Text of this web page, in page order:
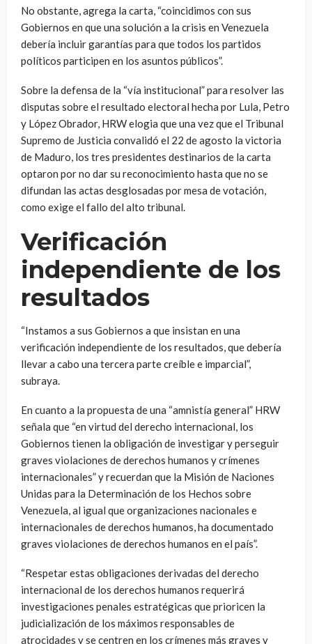
No obstante, agrega la carta, “coincidimos con sus
Gobiernos en que una solución a la crisis en Venezuela
debería incluir garantías para que todos los partidos
políticos participen en los asuntos públicos”.
Sobre la defensa de la “vía institucional” para resolver las
disputas sobre el resultado electoral hecha por Lula, Petro
y López Obrador, HRW elogia que una vez que el Tribunal
Supremo de Justicia convalidó el 22 de agosto la victoria
de Maduro, los tres presidentes destinarios de la carta
optaron por no dar su reconocimiento hasta que no se
difundan las actas desglosadas por mesa de votación,
como exige el fallo del alto tribunal.
Verificación
independiente de los
resultados
“Instamos a sus Gobiernos a que insistan en una
verificación independiente de los resultados, que debería
llevar a cabo una tercera parte creíble e imparcial”,
subraya.
En cuanto a la propuesta de una “amnistía general” HRW
señala que “en virtud del derecho internacional, los
Gobiernos tienen la obligación de investigar y perseguir
graves violaciones de derechos humanos y crímenes
internacionales” y recuerdan que la Misión de Naciones
Unidas para la Determinación de los Hechos sobre
Venezuela, al igual que organizaciones nacionales e
internacionales de derechos humanos, ha documentado
graves violaciones de derechos humanos en el país”.
“Respetar estas obligaciones derivadas del derecho
internacional de los derechos humanos requerirá
investigaciones penales estratégicas que prioricen la
judicialización de los máximos responsables de
atrocidades y se centren en los crímenes más graves y